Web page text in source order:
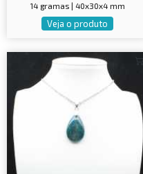
14 gramas | 40x30x4 mm
Veja o produto